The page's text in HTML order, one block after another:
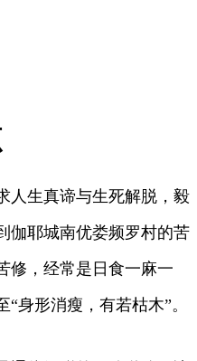
人生真谛与生死解脱，毅
伽耶城南优娄频罗村的苦
修，经常是日食一麻一
身形消瘦，有若枯木”。